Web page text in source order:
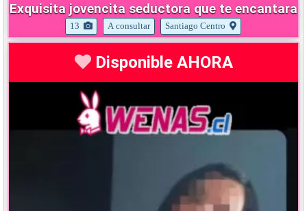
Exquisita jovencita seductora que te encantara
13 A consultar Santiago Centro
Disponible AHORA